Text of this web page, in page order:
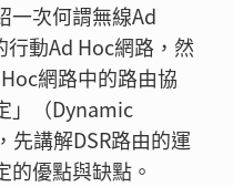
一次何謂無線Ad
動Ad Hoc網路，然
網路中的路由協
」（Dynamic
先講解DSR路由的運
的優點與缺點。